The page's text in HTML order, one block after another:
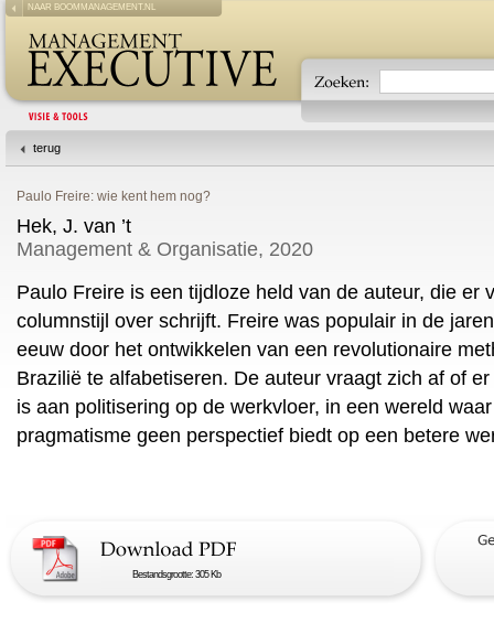
NAAR BOOMMANAGEMENT.NL
terug
Paulo Freire: wie kent hem nog?
Hek, J. van ’t
Management & Organisatie, 2020
Paulo Freire is een tijdloze held van de auteur, die er
columnstijl over schrijft. Freire was populair in de
eeuw door het ontwikkelen van een revolutionaire
Brazilië te alfabetiseren. De auteur vraagt zich af of
is aan politisering op de werkvloer, in een wereld
pragmatisme geen perspectief biedt op een betere
Bestandsgrootte: 305 Kb